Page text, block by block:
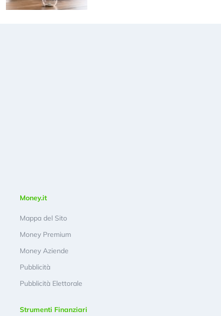
Money.it
Mappa del Sito
Money Premium
Money Aziende
Pubblicità
Pubblicità Elettorale
Strumenti Finanziari